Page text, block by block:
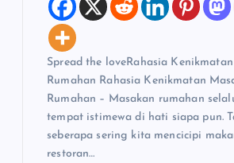
Spread the loveRahasia
Rumahan Rahasia Kenikmatan
Rumahan – Masakan rumahan
tempat istimewa di hati siapa pun.
seberapa sering kita mencicipi
restoran…